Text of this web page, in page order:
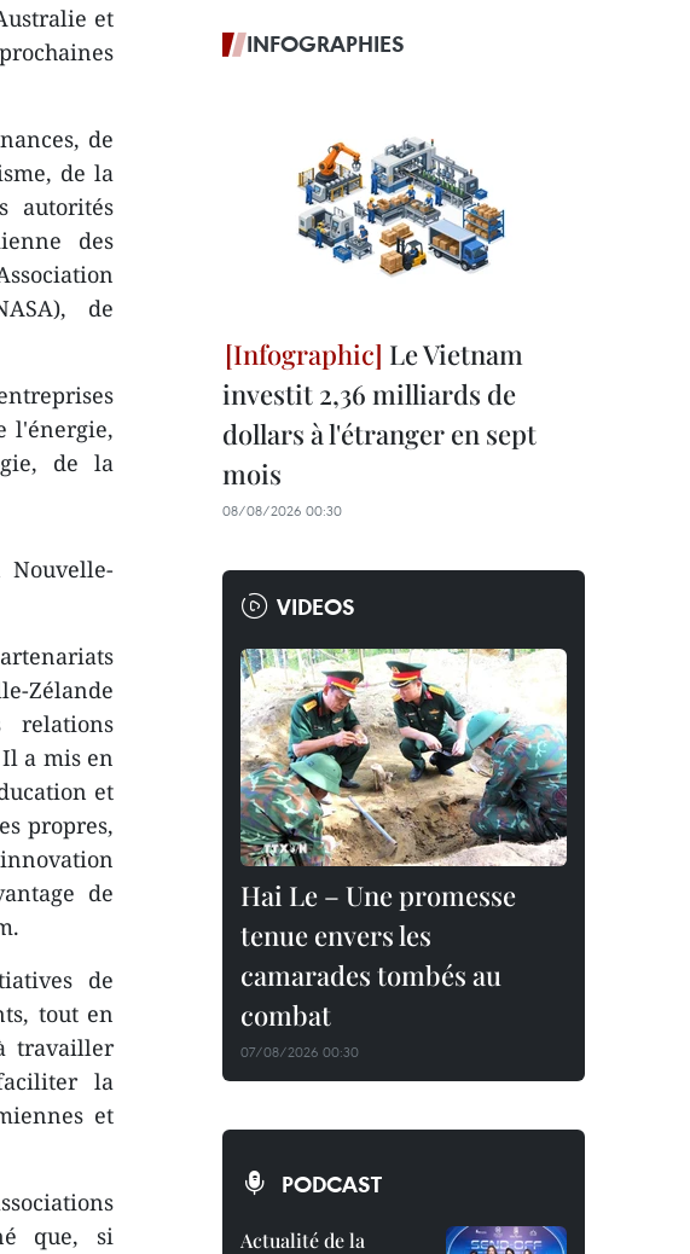
et
de
de la
autorités
des
de
l'énergie,
de la
Zélande
relations
a mis en
et
propres,
de
de
tout en
travailler
la
et
que, si
INFOGRAPHIES
Le Vietnam
investit 2,36 milliards de
dollars à l'étranger en sept
mois
08/08/2026 00:30
VIDEOS
Hai Le – Une promesse
tenue envers les
camarades tombés au
combat
07/08/2026 00:30
PODCAST
Actualité de la